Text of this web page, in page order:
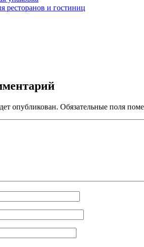
ресторанов и гостиниц
опубликован. Обязательные поля